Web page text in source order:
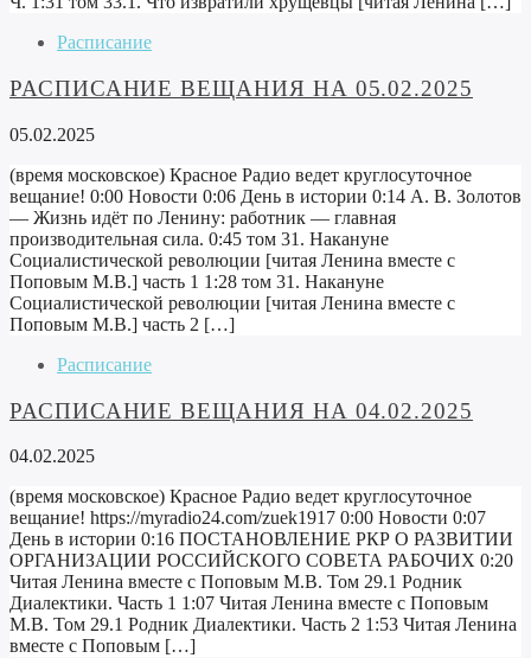
Расписание
РАСПИСАНИЕ ВЕЩАНИЯ НА 05.02.2025
05.02.2025
(время московское) Красное Радио ведет круглосуточное
вещание! 0:00 Новости 0:06 День в истории 0:14 А. В. Золотов
— Жизнь идёт по Ленину: работник — главная
производительная сила. 0:45 том 31. Накануне
Социалистической революции [читая Ленина вместе с
Поповым М.В.] часть 1 1:28 том 31. Накануне
Социалистической революции [читая Ленина вместе с
Поповым М.В.] часть 2 […]
Расписание
РАСПИСАНИЕ ВЕЩАНИЯ НА 04.02.2025
04.02.2025
(время московское) Красное Радио ведет круглосуточное
вещание! https://myradio24.com/zuek1917 0:00 Новости 0:07
День в истории 0:16 ПОСТАНОВЛЕНИЕ РКР О РАЗВИТИИ
ОРГАНИЗАЦИИ РОССИЙСКОГО СОВЕТА РАБОЧИХ 0:20
Читая Ленина вместе с Поповым М.В. Том 29.1 Родник
Диалектики. Часть 1 1:07 Читая Ленина вместе с Поповым
М.В. Том 29.1 Родник Диалектики. Часть 2 1:53 Читая Ленина
вместе с Поповым […]